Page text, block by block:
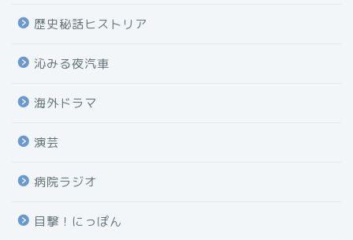
歴史秘話ヒストリア
沁みる夜汽車
海外ドラマ
演芸
病院ラジオ
目撃！にっぽん